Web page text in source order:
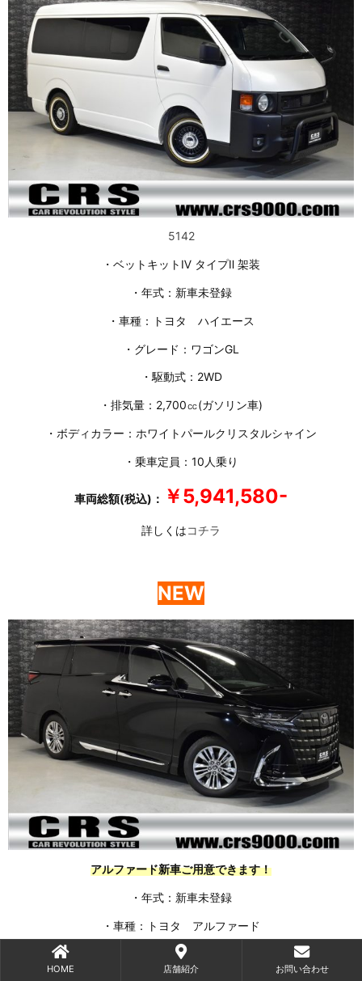
5142
・ベットキットⅣ タイプⅡ 架装
・年式：新車未登録
・車種：トヨタ ハイエース
・グレード：ワゴンGL
・駆動式：2WD
・排気量：2,700㏄(ガソリン車)
・ボディカラー：ホワイトパールクリスタルシャイン
・乗車定員：10人乗り
車両総額(税込)： ￥5,941,580-
詳しくはコチラ
NEW
アルファード新車ご用意できます！
・年式：新車未登録
・車種：トヨタ アルファード
・グレード：Z
HOME 店舗紹介 お問い合わせ